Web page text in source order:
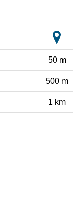
50 m
500 m
1 km